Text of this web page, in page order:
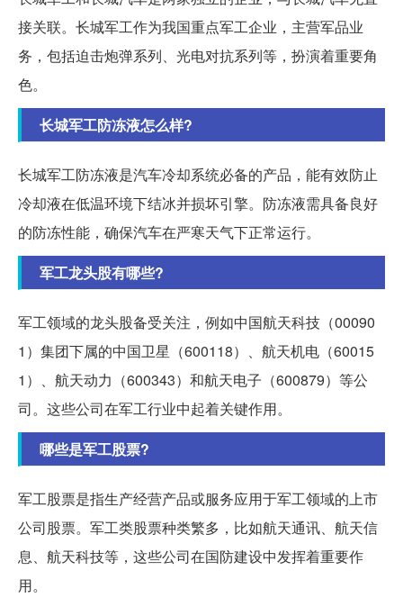
接关联。长城军工作为我国重点军工企业，主营军品业
务，包括迫击炮弹系列、光电对抗系列等，扮演着重要角
色。
长城军工防冻液怎么样?
长城军工防冻液是汽车冷却系统必备的产品，能有效防止
冷却液在低温环境下结冰并损坏引擎。防冻液需具备良好
的防冻性能，确保汽车在严寒天气下正常运行。
军工龙头股有哪些?
军工领域的龙头股备受关注，例如中国航天科技（00090
1）集团下属的中国卫星（600118）、航天机电（60015
1）、航天动力（600343）和航天电子（600879）等公
司。这些公司在军工行业中起着关键作用。
哪些是军工股票?
军工股票是指生产经营产品或服务应用于军工领域的上市
公司股票。军工类股票种类繁多，比如航天通讯、航天信
息、航天科技等，这些公司在国防建设中发挥着重要作
用。